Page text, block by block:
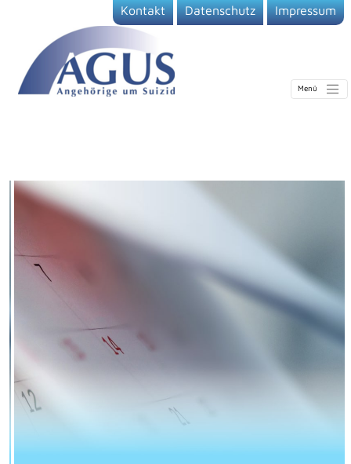
Kontakt Datenschutz Impressum